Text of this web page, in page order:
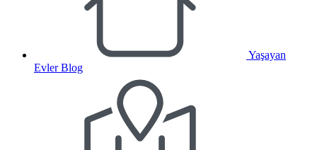
Yaşayan
Evler Blog